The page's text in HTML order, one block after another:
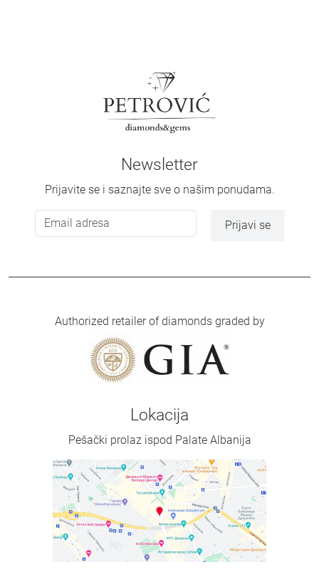
Newsletter
Prijavite se i saznajte sve o našim ponudama.
Prijavi se
Authorized retailer of diamonds graded by
Lokacija
Pešački prolaz ispod Palate Albanija